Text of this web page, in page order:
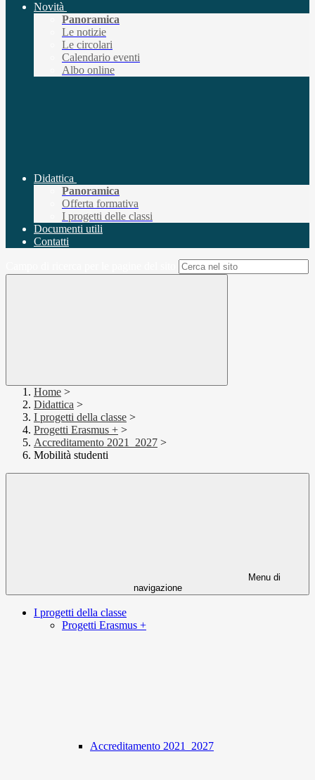
Novità
Panoramica
Le notizie
Le circolari
Calendario eventi
Albo online
Didattica
Panoramica
Offerta formativa
I progetti delle classi
Documenti utili
Contatti
Home >
Didattica >
I progetti della classe >
Progetti Erasmus + >
Accreditamento 2021_2027 >
Mobilità studenti
Menu di
navigazione
I progetti della classe
Progetti Erasmus +
Accreditamento 2021_2027